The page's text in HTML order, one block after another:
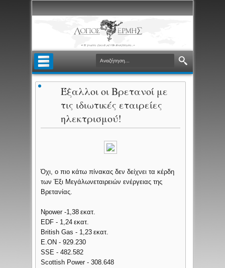
Έξαλλοι οι Βρετανοί με
τις ιδιωτικές εταιρείες
ηλεκτρισμού!
Όχι, ο πιο κάτω πίνακας δεν δείχνει τα κέρδη
των Έξι Μεγάλωνεταιρειών ενέργειας της
Βρετανίας.
Npower -1,38 εκατ.
EDF - 1,24 εκατ.
British Gas - 1,23 εκατ.
E.ON - 929.230
SSE - 482.582
Scottish Power - 308.648